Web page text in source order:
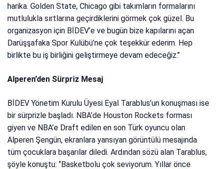
harika. Golden State, Chicago gibi takımların formalarını
mutlulukla sırtlarına geçirdiklerini görmek çok güzel. Bu
organizasyon için BİDEV’e ve bugün bize kapılarını açan
Darüşşafaka Spor Kulübü’ne çok teşekkür ederim. Hep
birlikte bu iş birliğini geliştirmeye devam edeceğiz.’’
Alperen’den Sürpriz Mesaj
BİDEV Yönetim Kurulu Üyesi Eyal Tarablus’un konuşması ise
bir sürprizle başladı. NBA’de Houston Rockets forması
giyen ve NBA’e Draft edilen en son Türk oyuncu olan
Alperen Şengün, ekranlara yansıyan görüntülü mesajında
tüm çocuklara başarılar diledi. Ardından sözü alan Tarablus,
şöyle konuştu: ‘’Basketbolu çok seviyorum. Yıllar önce